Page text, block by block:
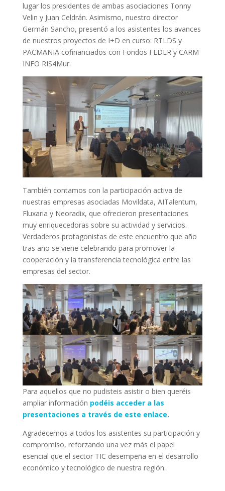
lugar los presidentes de ambas asociaciones Tonny
Velin y Juan Celdrán. Asimismo, nuestro director
Germán Sancho, presentó a los asistentes los avances
de nuestros proyectos de I+D en curso: RTLDS y
PACMANIA cofinanciados con Fondos FEDER y CARM
INFO RIS4Mur.
También contamos con la participación activa de
nuestras empresas asociadas Movildata, AITalentum,
Fluxaria y Neoradix, que ofrecieron presentaciones
muy enriquecedoras sobre su actividad y servicios.
Verdaderos protagonistas de este encuentro que año
tras año se viene celebrando para promover la
cooperación y la transferencia tecnológica entre las
empresas del sector.
Para aquellos que no pudisteis asistir o bien queréis
ampliar información podéis acceder a las
presentaciones a través de este enlace.
Agradecemos a todos los asistentes su participación y
compromiso, reforzando una vez más el papel
esencial que el sector TIC desempeña en el desarrollo
económico y tecnológico de nuestra región.